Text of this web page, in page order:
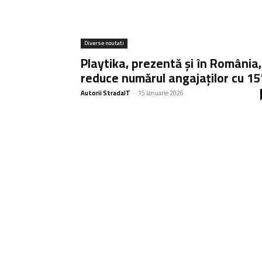
Diverse noutati
Playtika, prezentă și în România,
reduce numărul angajaților cu
Autorii StradaIT - 15 ianuarie 2026